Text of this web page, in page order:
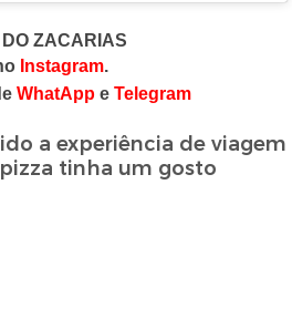
ZACARIAS
Instagram.
WhatApp eTelegram
a experiência de viagem
tinha um gosto